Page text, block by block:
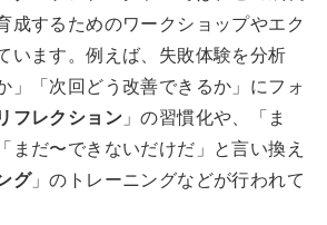
成するためのワークショップやエク
います。例えば、失敗体験を分析
」「次回どう改善できるか」にフォ
フレクション」の習慣化や、「ま
まだ〜できないだけだ」と言い換え
グ」のトレーニングなどが行われて